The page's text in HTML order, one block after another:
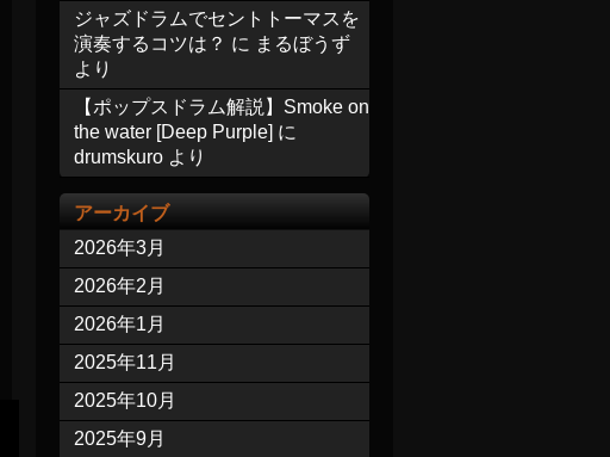
ジャズドラムでセントトーマスを
演奏するコツは？ に まるぼうず
より
【ポップスドラム解説】Smoke on
the water [Deep Purple] に
drumskuro より
アーカイブ
2026年3月
2026年2月
2026年1月
2025年11月
2025年10月
2025年9月